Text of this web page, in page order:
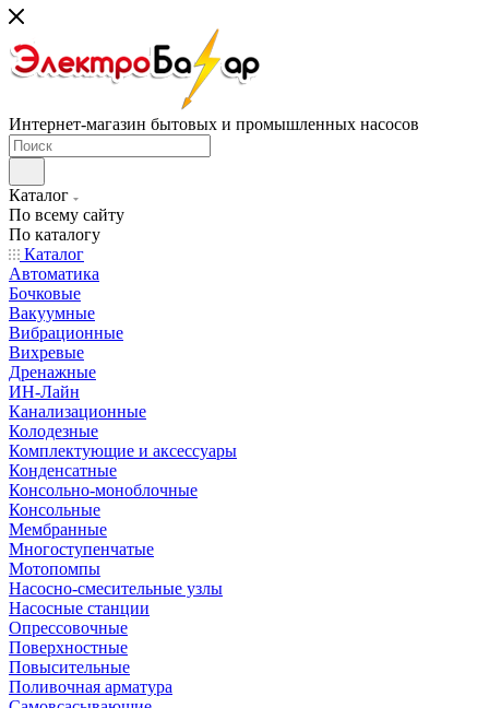
Интернет-магазин бытовых и промышленных насосов
Каталог
По всему сайту
По каталогу
Каталог
Автоматика
Бочковые
Вакуумные
Вибрационные
Вихревые
Дренажные
ИН-Лайн
Канализационные
Колодезные
Комплектующие и аксессуары
Конденсатные
Консольно-моноблочные
Консольные
Мембранные
Многоступенчатые
Мотопомпы
Насосно-смесительные узлы
Насосные станции
Опрессовочные
Поверхностные
Повысительные
Поливочная арматура